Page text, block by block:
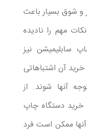
و شوق بسیار باعث
مهم را نادیده
سابلیمیشن نیز
خرید آن اشتباهاتی
آنها شوند. از
خرید دستگاه چاپ
ممکن است فرد